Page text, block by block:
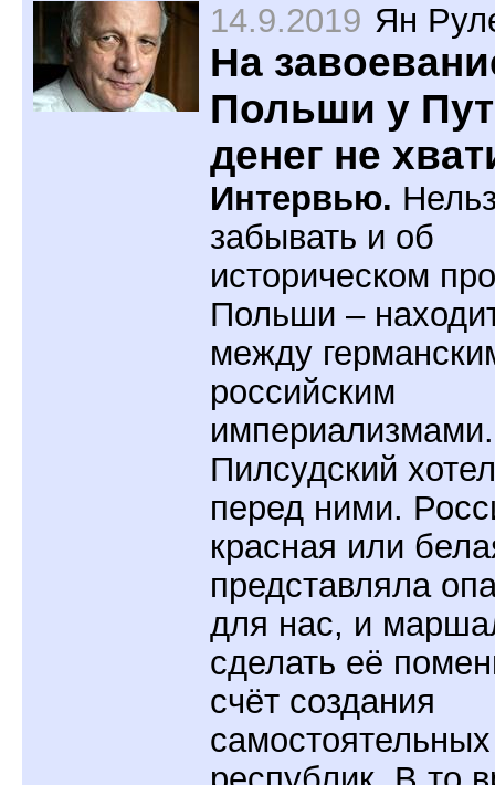
14.9.2019 Ян
На
Польши у
денег не
Интервью.
забывать и об
историческом
Польши –
между
российским
империализмами.
Пилсудский
перед ними.
красная или
представляла
для нас, и
сделать её
счёт создания
самостоятельных